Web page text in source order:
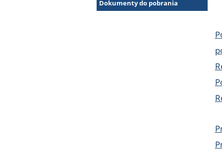
Dokumenty do pobrania